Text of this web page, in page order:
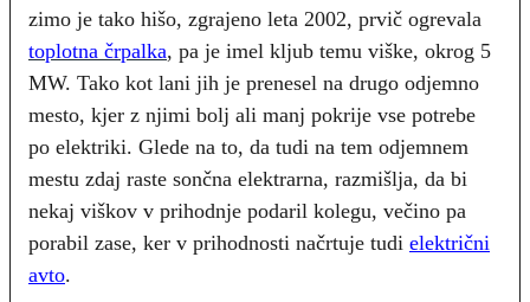
zimo je tako hišo, zgrajeno leta 2002, prvič ogrevala
toplotna črpalka, pa je imel kljub temu viške, okrog 5
MW. Tako kot lani jih je prenesel na drugo odjemno
mesto, kjer z njimi bolj ali manj pokrije vse potrebe
po elektriki. Glede na to, da tudi na tem odjemnem
mestu zdaj raste sončna elektrarna, razmišlja, da bi
nekaj viškov v prihodnje podaril kolegu, večino pa
porabil zase, ker v prihodnosti načrtuje tudi električni
avto.